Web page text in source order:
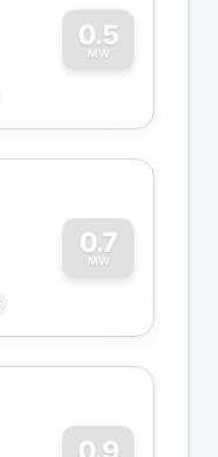
0.5
MW
0
0.7
MW
0
0.9